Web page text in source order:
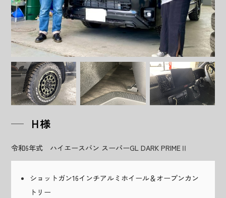
H様
令和6年式 ハイエースバン スーパーGL DARK PRIMEⅡ
ショットガン16インチアルミホイール＆オープンカン
トリー